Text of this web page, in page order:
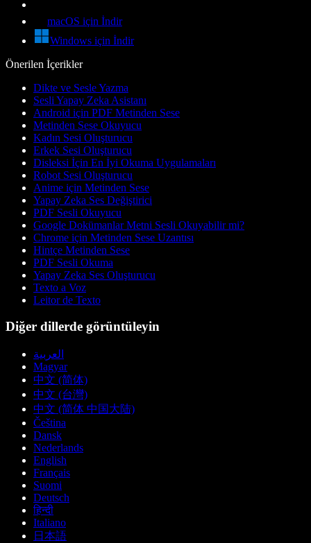
macOS için İndir
Windows için İndir
Önerilen İçerikler
Dikte ve Sesle Yazma
Sesli Yapay Zeka Asistanı
Android için PDF Metinden Sese
Metinden Sese Okuyucu
Kadın Sesi Oluşturucu
Erkek Sesi Oluşturucu
Disleksi İçin En İyi Okuma Uygulamaları
Robot Sesi Oluşturucu
Anime için Metinden Sese
Yapay Zeka Ses Değiştirici
PDF Sesli Okuyucu
Google Dokümanlar Metni Sesli Okuyabilir mi?
Chrome için Metinden Sese Uzantısı
Hintçe Metinden Sese
PDF Sesli Okuma
Yapay Zeka Ses Oluşturucu
Texto a Voz
Leitor de Texto
Diğer dillerde görüntüleyin
العربية
Magyar
中文 (简体)
中文 (台灣)
中文 (简体 中国大陆)
Čeština
Dansk
Nederlands
English
Français
Suomi
Deutsch
हिन्दी
Italiano
日本語